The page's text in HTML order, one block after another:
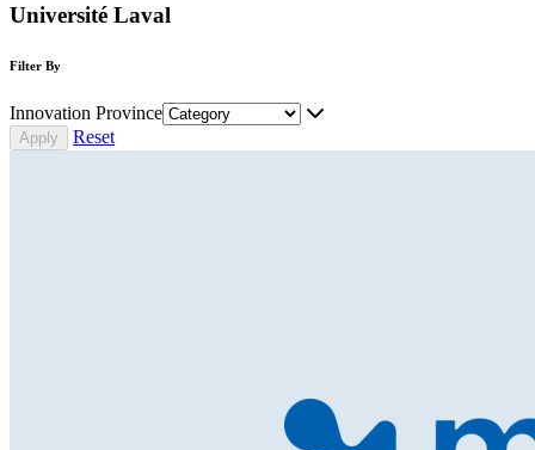
Université Laval
Filter By
Innovation Province
Reset